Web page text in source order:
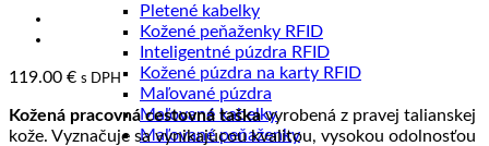
Pletené kabelky
Kožené peňaženky RFID
Inteligentné púzdra RFID
Kožené púzdra na karty RFID
Maľované púzdra
Maľované kabelky
Maľované peňaženky
119.00 € s DPH
Kožená pracovná cestovná taškavyrobená z pravej talianskej
kože. Vyznačuje sa vynikajúcou kvalitou, vysokou odolnosťou